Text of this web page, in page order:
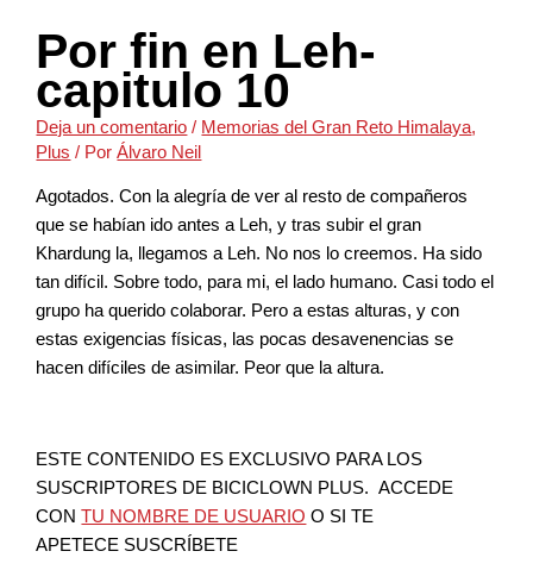
Por fin en Leh-
capitulo 10
Deja un comentario / Memorias del Gran Reto Himalaya,
Plus / PorÁlvaro Neil
Agotados. Con la alegría de ver al resto de compañeros
que se habían ido antes a Leh, y tras subir el gran
Khardung la, llegamos a Leh. No nos lo creemos. Ha sido
tan difícil. Sobre todo, para mi, el lado humano. Casi todo el
grupo ha querido colaborar. Pero a estas alturas, y con
estas exigencias físicas, las pocas desavenencias se
hacen difíciles de asimilar. Peor que la altura.
ESTE CONTENIDO ES EXCLUSIVO PARA LOS
SUSCRIPTORES DE BICICLOWN PLUS. ACCEDE
CONTU NOMBRE DE USUARIO O SI TE
APETECE SUSCRÍBETE